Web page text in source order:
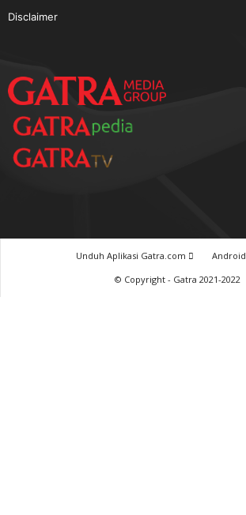
Disclaimer
Unduh Aplikasi Gatra.com Android
© Copyright - Gatra 2021-2022